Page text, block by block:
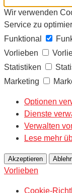
Wir verwenden
Service zu
Funktional
Vorlieben
Statistiken
Marketing
Optionen
Dienste
Verwalten
Lese mehr
Akzeptieren
Vorlieben
Cookie-